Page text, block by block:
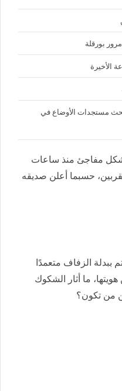
مستجدات الأوضاع في
بشكل مفاجئ منذ ساعات
حسبما أعلن صديقه
الزفاف متعمدًا
ما أثار الشكوك
من تكون؟